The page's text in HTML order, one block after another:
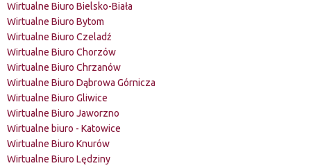
Wirtualne Biuro Bielsko-Biała
Wirtualne Biuro Bytom
Wirtualne Biuro Czeladź
Wirtualne Biuro Chorzów
Wirtualne Biuro Chrzanów
Wirtualne Biuro Dąbrowa Górnicza
Wirtualne Biuro Gliwice
Wirtualne Biuro Jaworzno
Wirtualne biuro - Katowice
Wirtualne Biuro Knurów
Wirtualne Biuro Lędziny